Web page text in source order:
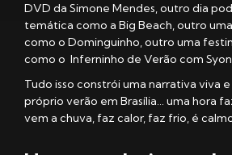
DVD da Simone Mendes, outro dia
temática como a Big Beach, outro
como o Dominguinho, outro uma
como o Inferninho de Verão com
Tudo isso constrói uma narrativa viva
próprio verão em Brasília… uma hora
vem a chuva, faz calor, faz frio, é